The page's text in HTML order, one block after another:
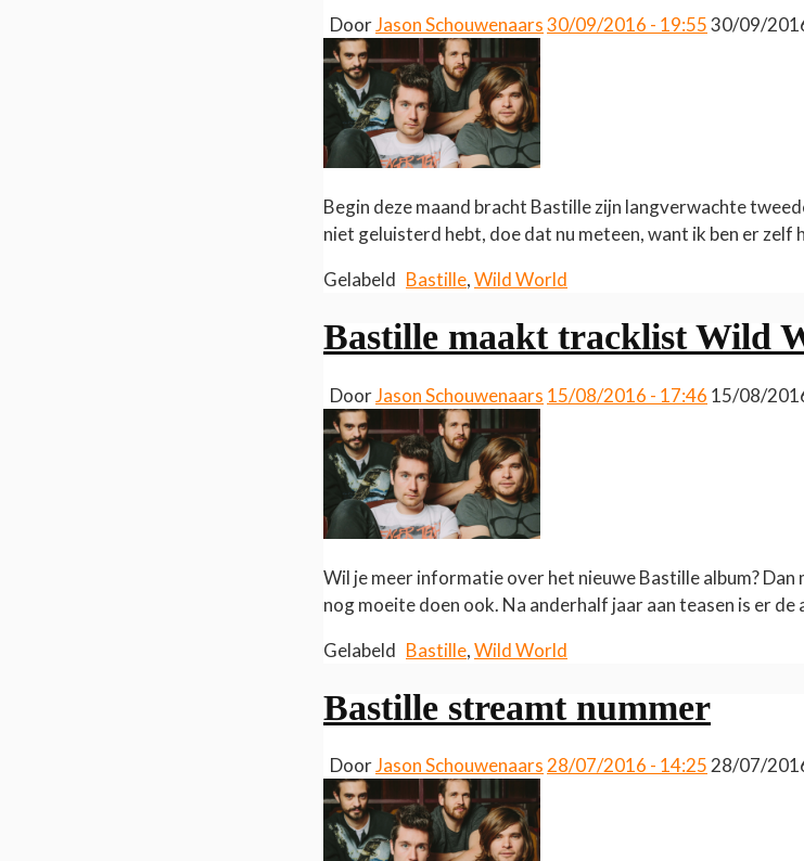
DoorJason Schouwenaars30/09/2016 - 19:5530/09/
Begin deze maand bracht Bastille zijn langverwachte
niet geluisterd hebt, doe dat nu meteen, want ik ben er zelf
Gelabeld Bastille,Wild World
Bastille maakt tracklist Wild
DoorJason Schouwenaars 15/08/2016 - 17:46 15/08/
Wil je meer informatie over het nieuwe Bastille album? Dan
nog moeite doen ook. Na anderhalf jaar aan teasen is er
Gelabeld Bastille,Wild World
Bastille streamt nummer
DoorJason Schouwenaars 28/07/2016 - 14:25 28/07/